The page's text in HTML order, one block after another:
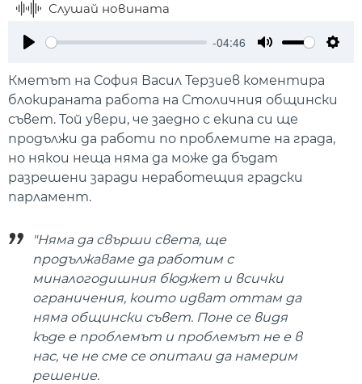
Слушай новината
-04:46
Кметът на София Васил Терзиев коментира
блокираната работа на Столичния общински
съвет. Той увери, че заедно с екипа си ще
продължи да работи по проблемите на града,
но някои неща няма да може да бъдат
разрешени заради неработещия градски
парламент.
"Няма да свърши света, ще
продължаваме да работим с
миналогодишния бюджет и всички
ограничения, които идват оттам да
няма общински съвет. Поне се видя
къде е проблемът и проблемът не е в
нас, че не сме се опитали да намерим
решение.